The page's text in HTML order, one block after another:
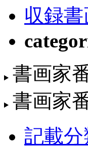
収録
書画家
書画家
記載